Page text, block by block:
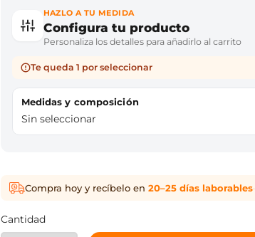
HAZLO A TU MEDIDA
Configura tu producto
Personaliza los detalles para añadirlo al carrito
Te queda 1 por seleccionar
Medidas y composición
Sin seleccionar
Compra hoy y recíbelo en 20–25 días laborables·
Cantidad